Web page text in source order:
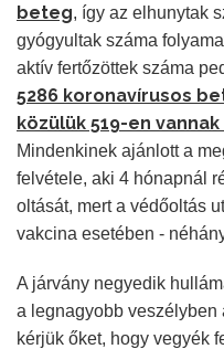
beteg, így az elhunytak
gyógyultak száma
aktív fertőzöttek száma
5286 koronavírusos
közülük 519-en
Mindenkinek ajánlott a
felvétele, aki 4 hónapnál
oltását, mert a védőoltás
vakcina esetében -
A járvány negyedik
a legnagyobb veszélyben
kérjük őket, hogy vegyék